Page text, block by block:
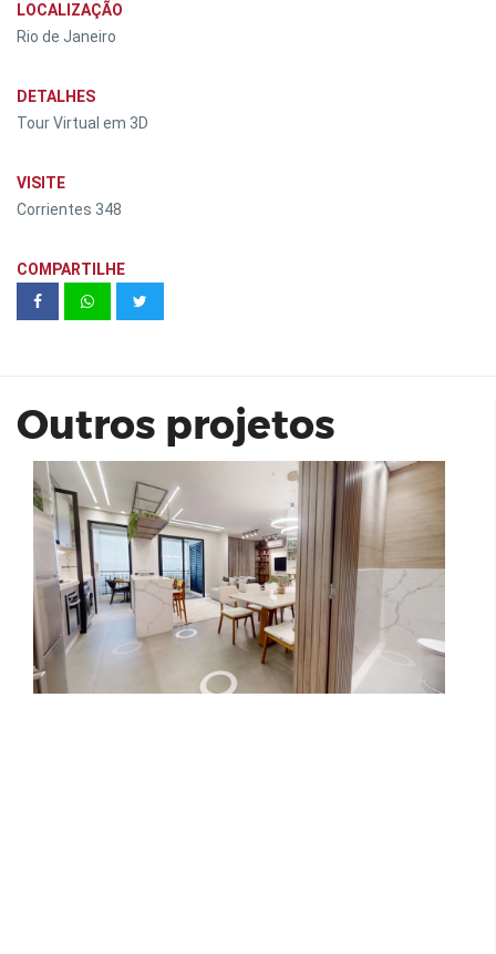
LOCALIZAÇÃO
Rio de Janeiro
DETALHES
Tour Virtual em 3D
VISITE
Corrientes 348
COMPARTILHE
Outros projetos
Eco Vila Primavera
HB20 LIMETED 1.0 | HMB ANDRETA